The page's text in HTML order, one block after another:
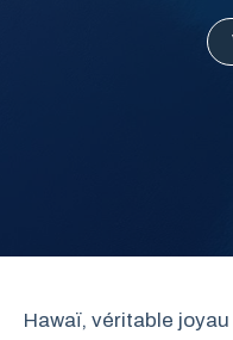
Hawaï, véritable